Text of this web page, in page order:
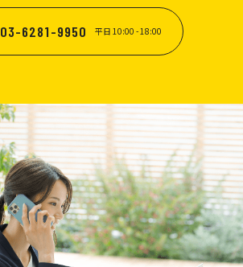
03-6281-9950 平日 10:00 - 18:00